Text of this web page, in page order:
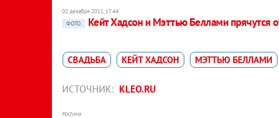
02 декабря 2011, 17:44
ФОТО
Кейт Хадсон и Мэттью Беллами прячутся
СВАДЬБА КЕЙТ ХАДСОН МЭТТЬЮ БЕЛЛАМИ
ИСТОЧНИК: KLEO.RU
РЕКЛАМА